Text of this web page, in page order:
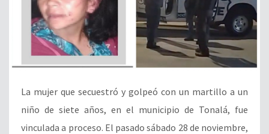
La mujer que secuestró y golpeó con un martillo a un
niño de siete años, en el municipio de Tonalá, fue
vinculada a proceso. El pasado sábado 28 de noviembre,